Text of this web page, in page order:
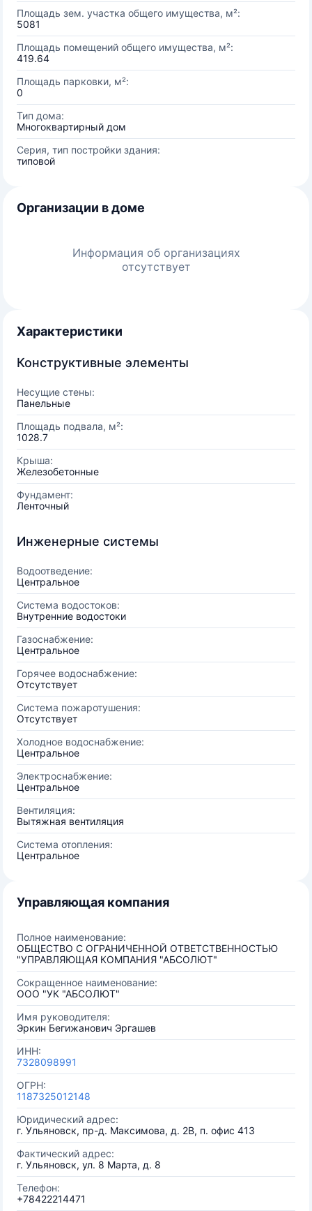
Площадь зем. участка общего имущества, м²:
5081
Площадь помещений общего имущества, м²:
419.64
Площадь парковки, м²:
0
Тип дома:
Многоквартирный дом
Серия, тип постройки здания:
типовой
Организации в доме
Информация об организациях
отсутствует
Характеристики
Конструктивные элементы
Несущие стены:
Панельные
Площадь подвала, м²:
1028.7
Крыша:
Железобетонные
Фундамент:
Ленточный
Инженерные системы
Водоотведение:
Центральное
Система водостоков:
Внутренние водостоки
Газоснабжение:
Центральное
Горячее водоснабжение:
Отсутствует
Система пожаротушения:
Отсутствует
Холодное водоснабжение:
Центральное
Электроснабжение:
Центральное
Вентиляция:
Вытяжная вентиляция
Система отопления:
Центральное
Управляющая компания
Полное наименование:
ОБЩЕСТВО С ОГРАНИЧЕННОЙ ОТВЕТСТВЕННОСТЬЮ
"УПРАВЛЯЮЩАЯ КОМПАНИЯ "АБСОЛЮТ"
Сокращенное наименование:
ООО "УК "АБСОЛЮТ"
Имя руководителя:
Эркин Бегижанович Эргашев
ИНН:
7328098991
ОГРН:
1187325012148
Юридический адрес:
г. Ульяновск, пр-д. Максимова, д. 2В, п. офис 413
Фактический адрес:
г. Ульяновск, ул. 8 Марта, д. 8
Телефон:
+78422214471